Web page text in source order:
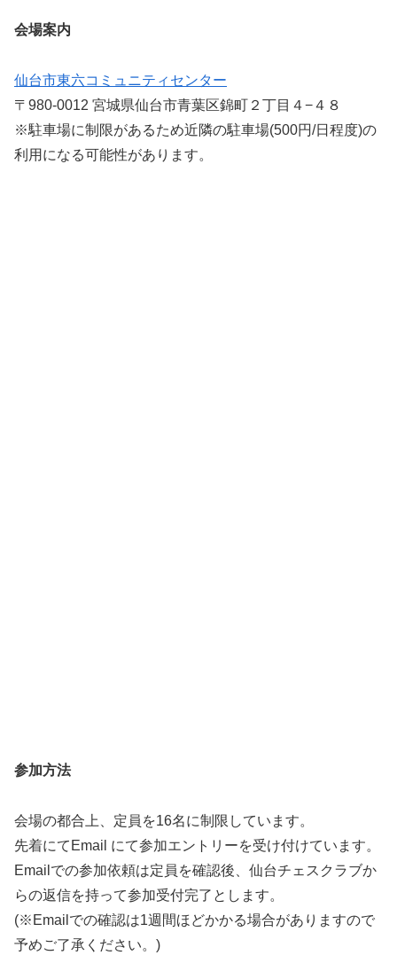
会場案内
仙台市東六コミュニティセンター
〒980-0012 宮城県仙台市青葉区錦町２丁目４−４８
※駐車場に制限があるため近隣の駐車場(500円/日程度)の
利用になる可能性があります。
参加方法
会場の都合上、定員を16名に制限しています。
先着にてEmail にて参加エントリーを受け付けています。
Emailでの参加依頼は定員を確認後、仙台チェスクラブか
らの返信を持って参加受付完了とします。
(※Emailでの確認は1週間ほどかかる場合がありますので
予めご了承ください。)